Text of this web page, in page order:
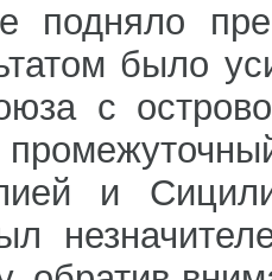
подняло
было
с
и